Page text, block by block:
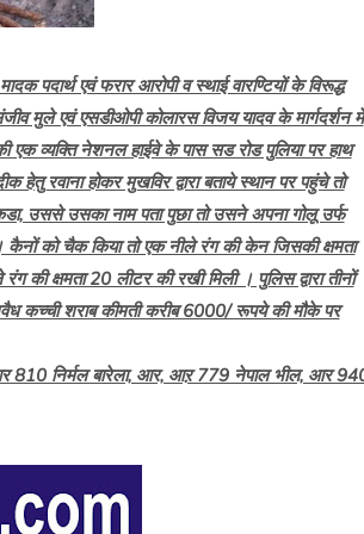
पदार्थ एवं फरार आरोपी व स्थाई वारण्टियों के विरूद्ध
मुले एवं एसडीओपी कोलारस विजय यादव के मार्गदर्शन में
एक व्यक्ति नेशनल हाईवे के पास सड रोड पुलिया पर हाथ
रवाना होकर मुखविर द्वारा बताये स्थान पर पहुंचे तो
उससे उसका नाम पता पुछा तो उसने अपना गोलू उर्फ
। कैनों को चैक किया तो एक नीले रंग की केन जिसकी क्षमता
क्षमता 20 लीटर की रखी मिली । पुलिस द्वारा तीनों
कच्ची शराब कीमती करीब 6000/ रूपये की मौके पर
810 निर्मल बारेला, आर, आऱ 779 नेपाल भील, आर